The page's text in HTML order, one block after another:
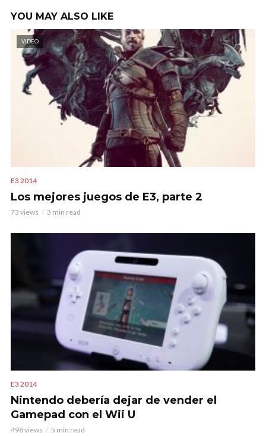
YOU MAY ALSO LIKE
VIDEO
E3 2014
Los mejores juegos de E3, parte 2
73 views 3 min read
E3 2014
Nintendo debería dejar de vender el
Gamepad con el Wii U
498 views 5 min read